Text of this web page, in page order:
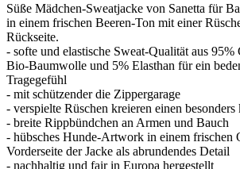
Süße Mädchen-Sweatjacke von Sanetta für
in einem frischen Beeren-Ton mit einer
Rückseite.
- softe und elastische Sweat-Qualität aus
Bio-Baumwolle und 5% Elasthan für ein
Tragegefühl
- mit schützender die Zippergarage
- verspielte Rüschen kreieren einen
- breite Rippbündchen an Armen und Bauch
- hübsches Hunde-Artwork in einem frischen
Vorderseite der Jacke als abrundendes Detail
- nachhaltig und fair in Europa hergestellt